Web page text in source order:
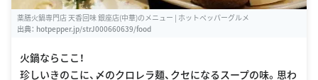
薬膳火鍋専門店 天香回味 銀座店(中華)のメニュー | ホットペッパーグルメ
出典： hotpepper.jp/strJ000660639/food
火鍋ならここ！
珍しいきのこに、〆のクロレラ麺、クセになるスープの味。思わ